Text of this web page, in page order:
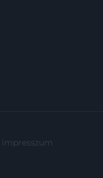
impresszum